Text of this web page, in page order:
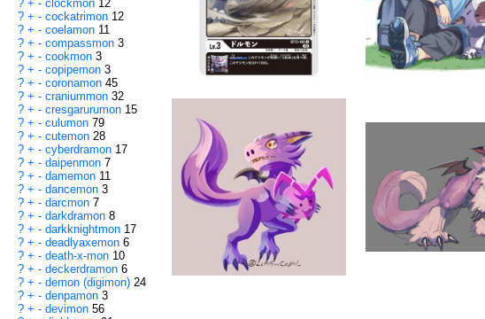
? + - clockmon 12
? + - cockatrimon 12
? + - coelamon 11
? + - compassmon 3
? + - cookmon 3
? + - copipemon 3
? + - coronamon 45
? + - craniummon 32
? + - cresgarurumon 15
? + - culumon 79
? + - cutemon 28
? + - cyberdramon 17
? + - daipenmon 7
? + - damemon 11
? + - dancemon 3
? + - darcmon 7
? + - darkdramon 8
? + - darkknightmon 17
? + - deadlyaxemon 6
? + - death-x-mon 10
? + - deckerdramon 6
? + - demon (digimon) 24
? + - denpamon 3
? + - devimon 56